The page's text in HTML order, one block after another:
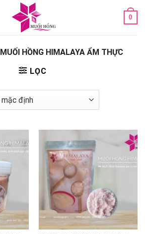
0
MUỐI HỒNG HIMALAYA ẨM THỰC
LỌC